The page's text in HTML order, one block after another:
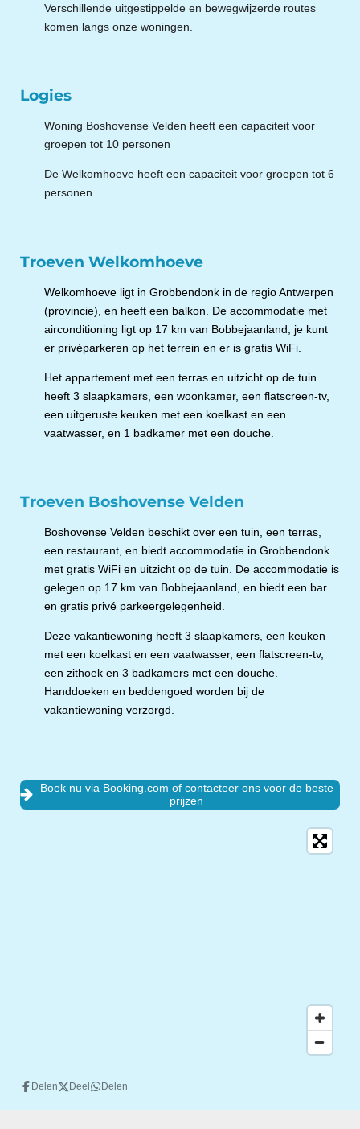
Verschillende uitgestippelde en bewegwijzerde routes
komen langs onze woningen.
Logies
Woning Boshovense Velden heeft een capaciteit voor
groepen tot 10 personen
De Welkomhoeve heeft een capaciteit voor groepen tot 6
personen
Troeven Welkomhoeve
Welkomhoeve ligt in Grobbendonk in de regio Antwerpen
(provincie), en heeft een balkon. De accommodatie met
airconditioning ligt op 17 km van Bobbejaanland, je kunt
er privéparkeren op het terrein en er is gratis WiFi.
Het appartement met een terras en uitzicht op de tuin
heeft 3 slaapkamers, een woonkamer, een flatscreen-tv,
een uitgeruste keuken met een koelkast en een
vaatwasser, en 1 badkamer met een douche.
Troeven Boshovense Velden
Boshovense Velden beschikt over een tuin, een terras,
een restaurant, en biedt accommodatie in Grobbendonk
met gratis WiFi en uitzicht op de tuin. De accommodatie is
gelegen op 17 km van Bobbejaanland, en biedt een bar
en gratis privé parkeergelegenheid.
Deze vakantiewoning heeft 3 slaapkamers, een keuken
met een koelkast en een vaatwasser, een flatscreen-tv,
een zithoek en 3 badkamers met een douche.
Handdoeken en beddengoed worden bij de
vakantiewoning verzorgd.
Boek nu via Booking.com of contacteer ons voor de beste
prijzen
Delen Deel Delen